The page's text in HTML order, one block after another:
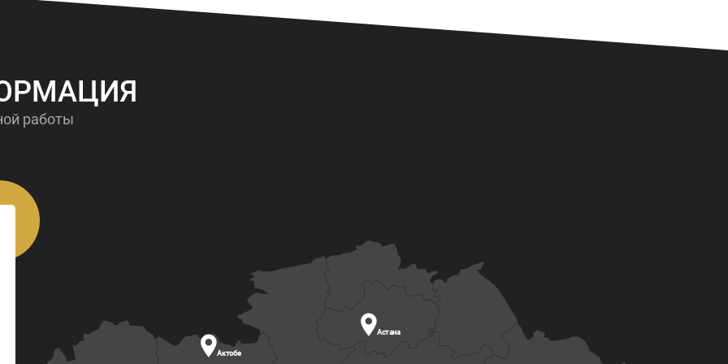
работы
Астана
Актобе